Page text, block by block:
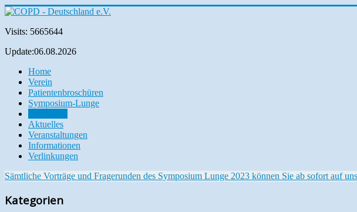
Visits: 5665644
Update:06.08.2026
Home
Verein
Patientenbroschüren
Symposium-Lunge
Aktuelles
Veranstaltungen
Informationen
Verlinkungen
Sämtliche Vorträge und Fragerunden des Symposium Lunge 2023 können Sie ab sofort auf
Kategorien